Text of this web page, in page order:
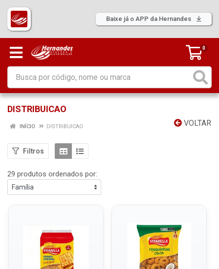
Baixe já o APP da Hernandes
0
DISTRIBUICAO
VOLTAR
INÍCIO DISTRIBUICAO
Filtros
29 produtos ordenados por: